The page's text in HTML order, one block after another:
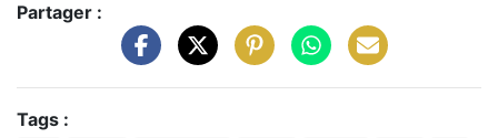
Partager :
Tags :